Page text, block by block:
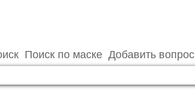
Поиск по маске Добавить вопрос